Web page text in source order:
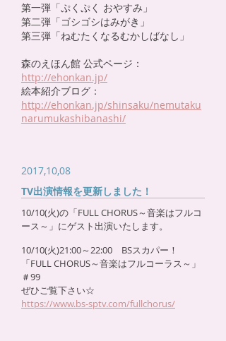
第一弾「ぷくぷく おやすみ」
第二弾「ゴシゴシはみがき」
第三弾「ねむたくなるむかしばなし」
森のえほん館 公式ページ：
http://ehonkan.jp/
絵本紹介ブログ：
http://ehonkan.jp/shinsaku/nemutaku
narumukashibanashi/
2017,10,08
TV出演情報を更新しました！
10/10(火)の「FULL CHORUS～音楽はフルコ
ース～」にゲスト出演いたします。
10/10(火)21:00～22:00 BSスカパー！
「FULL CHORUS～音楽はフルコーラス～」
＃99
ぜひご覧下さい☆
https://www.bs-sptv.com/fullchorus/